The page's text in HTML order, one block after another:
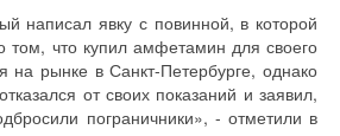
написал явку с повинной, в которой
том, что купил амфетамин для своего
на рынке в Санкт-Петербурге, однако
от своих показаний и заявил,
пограничники», - отметили в